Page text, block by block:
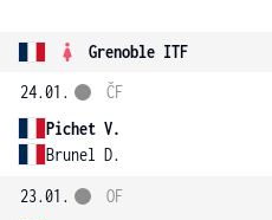
Grenoble ITF
24.01.
Pichet V.
Brunel D.
ČF
23.01.
OF